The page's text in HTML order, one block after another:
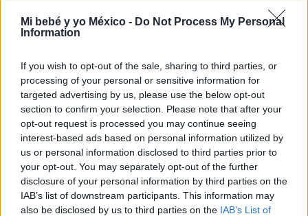
Mi bebé y yo México - Do Not Process My Personal
Information
If you wish to opt-out of the sale, sharing to third parties, or
processing of your personal or sensitive information for
targeted advertising by us, please use the below opt-out
section to confirm your selection. Please note that after your
opt-out request is processed you may continue seeing
interest-based ads based on personal information utilized by
us or personal information disclosed to third parties prior to
your opt-out. You may separately opt-out of the further
disclosure of your personal information by third parties on the
IAB’s list of downstream participants. This information may
also be disclosed by us to third parties on the IAB’s List of
Cordón umbilical: cuándo es posible la donación
LEER